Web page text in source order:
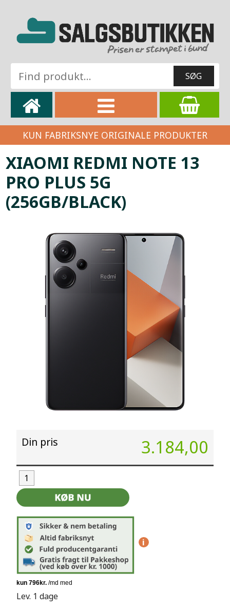
KUN FABRIKSNYE ORIGINALE PRODUKTER
XIAOMI REDMI NOTE 13
PRO PLUS 5G
(256GB/BLACK)
Din pris 3.184,00
i
Lev. 1 dage